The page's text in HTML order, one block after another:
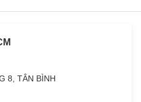
8, TÂN BÌNH